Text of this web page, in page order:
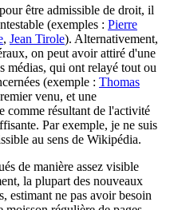
être admissible de droit, il
(exemples : Pierre
, Jean Tirole). Alternativement,
on peut avoir attiré d'une
médias, qui ont relayé tout ou
(exemple : Thomas
venu, et une
comme résultant de l'activité
Par exemple, je ne suis
au sens de Wikipédia.
de manière assez visible
la plupart des nouveaux
estimant ne pas avoir besoin